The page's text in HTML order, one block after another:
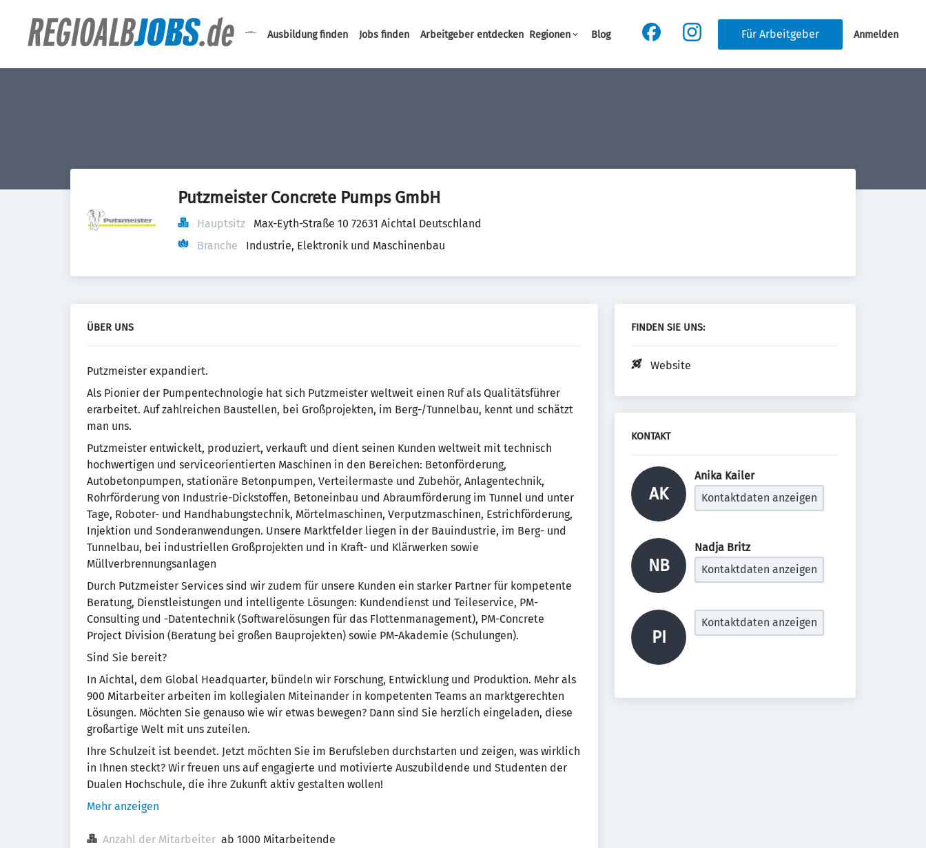
Haupt-Navigation
Ausbildung finden Jobs finden Arbeitgeber entdecken Regionen Blog Für Arbeitgeber Anmelden
Putzmeister Concrete Pumps GmbH
Hauptsitz
Max-Eyth-Straße 10 72631 Aichtal Deutschland
Branche
Industrie, Elektronik und Maschinenbau
ÜBER UNS
Putzmeister expandiert.
Als Pionier der Pumpentechnologie hat sich Putzmeister weltweit einen Ruf als Qualitätsfüh­rer
erarbeitet. Auf zahlreichen Baustellen, bei Großprojekten, im Berg-/Tunnelbau, kennt und schätzt
man uns.
Putzmeister entwickelt, produziert, verkauft und dient seinen Kunden weltweit mit technisch
hochwertigen und serviceorientierten Maschinen in den Bereichen: Betonförderung,
Autobetonpumpen, stationäre Betonpumpen, Verteilermaste und Zubehör, Anlagentechnik,
Rohrförderung von Industrie-Dickstoffen, Betoneinbau und Abraumförderung im Tunnel und unter
Tage, Roboter- und Handhabungstechnik, Mörtelmaschinen, Verputzmaschinen, Estrichförderung,
Injektion und Sonderanwendungen. Unsere Marktfelder liegen in der Bauindustrie, im Berg- und
Tunnelbau, bei industriellen Großprojekten und in Kraft- und Klärwerken sowie
Müllverbrennungsanlagen
Durch Putzmeister Services sind wir zudem für unsere Kunden ein starker Partner für kompetente
Beratung, Dienstleistungen und intelligente Lösungen: Kundendienst und Teileservice, PM-
Consulting und -Datentechnik (Softwarelösungen für das Flottenmanagement), PM-Concrete
Project Division (Beratung bei großen Bauprojekten) sowie PM-Akademie (Schulungen).
Sind Sie bereit?
In Aichtal, dem Global Headquarter, bündeln wir Forschung, Entwicklung und Produktion. Mehr als
900 Mitarbeiter arbeiten im kollegialen Miteinander in kompetenten Teams an marktgerechten
Lösungen. Möchten Sie genauso wie wir etwas bewegen? Dann sind Sie herzlich eingeladen, diese
großartige Welt mit uns zuteilen.
Ihre Schulzeit ist beendet. Jetzt möchten Sie im Berufsleben durchstarten und zeigen, was wirklich
in Ihnen steckt? Wir freuen uns auf engagierte und motivierte Auszubildende und Studenten der
Dualen Hochschule, die ihre Zukunft aktiv gestalten wollen!
Mehr anzeigen
Anzahl der Mitarbeiter ab 1000 Mitarbeitende
FINDEN SIE UNS:
Website
KONTAKT
AK
Anika Kailer
Kontaktdaten anzeigen
NB
Nadja Britz
Kontaktdaten anzeigen
PI
Kontaktdaten anzeigen